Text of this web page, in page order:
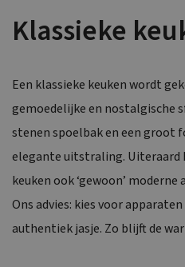
Klassieke
Een klassieke keuken wordt
gemoedelijke en nostalgische
stenen spoelbak en een groot
elegante uitstraling. Uiteraard
keuken ook ‘gewoon’
Ons advies: kies voor
authentiek jasje. Zo blijft de